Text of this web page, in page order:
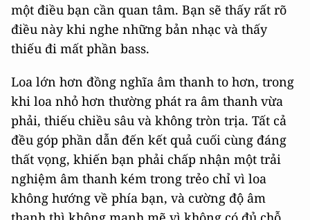
một điều bạn cần quan tâm. Bạn sẽ thấy rất rõ
điều này khi nghe những bản nhạc và thấy
thiếu đi mất phần bass.
Loa lớn hơn đồng nghĩa âm thanh to hơn, trong
khi loa nhỏ hơn thường phát ra âm thanh vừa
phải, thiếu chiều sâu và không tròn trịa. Tất cả
đều góp phần dẫn đến kết quả cuối cùng đáng
thất vọng, khiến bạn phải chấp nhận một trải
nghiệm âm thanh kém trong trẻo chỉ vì loa
không hướng về phía bạn, và cường độ âm